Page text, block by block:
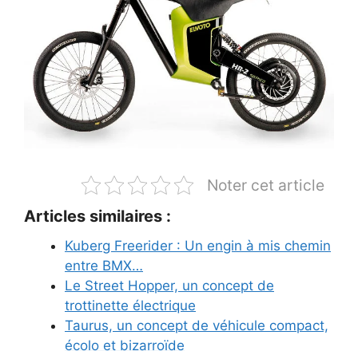
Noter cet article
Articles similaires :
Kuberg Freerider : Un engin à mis chemin
entre BMX…
Le Street Hopper, un concept de
trottinette électrique
Taurus, un concept de véhicule compact,
écolo et bizarroïde